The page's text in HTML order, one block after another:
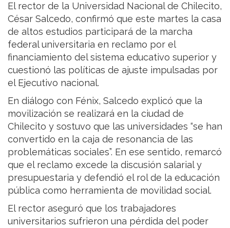
El rector de la Universidad Nacional de Chilecito,
César Salcedo, confirmó que este martes la casa
de altos estudios participará de la marcha
federal universitaria en reclamo por el
financiamiento del sistema educativo superior y
cuestionó las políticas de ajuste impulsadas por
el Ejecutivo nacional.
En diálogo con Fénix, Salcedo explicó que la
movilización se realizará en la ciudad de
Chilecito y sostuvo que las universidades “se han
convertido en la caja de resonancia de las
problemáticas sociales”. En ese sentido, remarcó
que el reclamo excede la discusión salarial y
presupuestaria y defendió el rol de la educación
pública como herramienta de movilidad social.
El rector aseguró que los trabajadores
universitarios sufrieron una pérdida del poder